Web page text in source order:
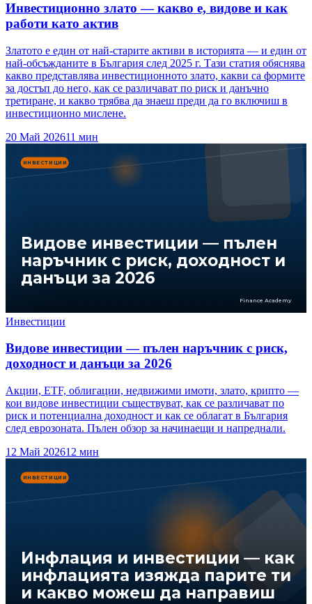
Инвестиционно злато — какво е, видове и как
работи като актив
Златото е един от най-старите активи в историята — и един от
най-обсъжданите в България след 2025 г. Тази статия обяснява
какво представлява инвестиционното злато, какви са формите
за достъп до него, как се различават по риск и данъчно
третиране, и какво трябва да знаеш преди да го включиш в
инвестиционно мислене.
20 Май 202611 мин
ИНВЕСТИЦИИ
Видове инвестиции — пълен
наръчник с риск, доходност и
данъци за 2026
Finance Academy
Инвестиции
Видове инвестиции — пълен наръчник с риск,
доходност и данъци за 2026
Акции, ETF, облигации, недвижими имоти, злато, крипто —
кои видове инвестиции съществуват, как се различават по
риск и потенциална доходност и как се облагат в България
след еврозоната. Пълен обзор за начинаещи и напреднали.
12 Май 202612 мин
ИНВЕСТИЦИИ
Инфлация и инвестиции — как
инфлацията изяжда парите ти
и какво можеш да направиш